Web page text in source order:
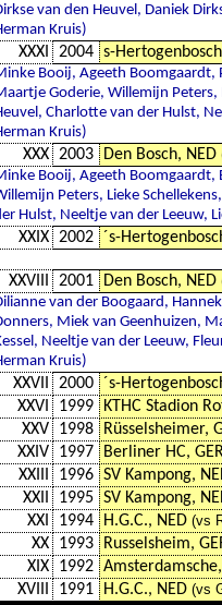
van den Heuvel, Daniek
Kruis)
XXXI 2004 s-
Booij, Ageeth Boomgaardt,
Goderie, Willemijn Peters,
Charlotte van der Hulst,
Kruis)
XXX 2003 Den Bosch, NED
Booij, Ageeth Boomgaardt,
Peters, Lieke
Hulst, Neeltje van der Leeuw,
XXIX 2002 ´s-
XXVIII 2001 Den Bosch, NED
van der Boogaard,
Miek van Geenhuizen,
Neeltje van der Leeuw,
Kruis)
XXVII 2000 ´s-
XXVI
1999 KTHC Stadion
XXV
1998 Rüsselsheimer,
XXIV
1997 Berliner HC,
XXIII
1996 SV Kampong,
XXII
1995 SV Kampong,
XXI
1994 H.G.C., NED (vs
XX
1993 Russelsheim,
XIX
1992
XVIII
1991 H.G.C., NED (vs